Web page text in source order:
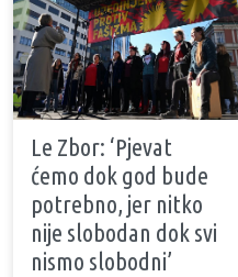
Le Zbor: ‘Pjevat
ćemo dok god bude
potrebno, jer nitko
nije slobodan dok svi
nismo slobodni’